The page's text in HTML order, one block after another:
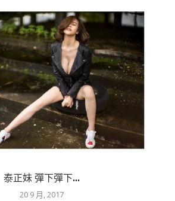
泰正妹 彈下彈下...
20 9 月, 2017